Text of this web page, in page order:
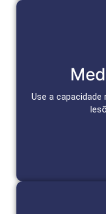
Use a
Células-tronco e
e